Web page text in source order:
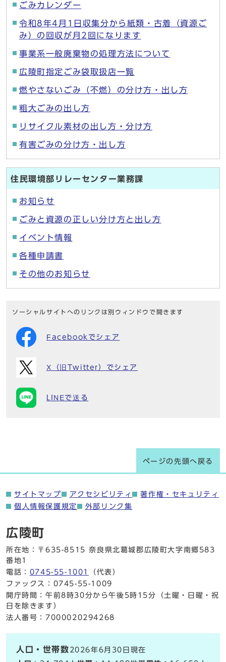
ごみカレンダー
令和8年4月1日収集分から紙類・古着（資源ご
み）の回収が月2回になります
事業系一般廃棄物の処理方法について
広陵町指定ごみ袋取扱店一覧
燃やさないごみ（不燃）の分け方・出し方
粗大ごみの出し方
リサイクル素材の出し方・分け方
有害ごみの分け方・出し方
住民環境部リレーセンター業務課
お知らせ
ごみと資源の正しい分け方と出し方
イベント情報
各種申請書
その他のお知らせ
ソーシャルサイトへのリンクは別ウィンドウで開きます
Facebookでシェア
X（旧Twitter）でシェア
LINEで送る
ページの先頭へ戻る
サイトマップ アクセシビリティ
著作権・セキュリティ
個人情報保護規定
外部リンク集
広陵町
所在地：〒635-8515 奈良県北葛城郡広陵町大字南郷583
番地1
電話： 0745-55-1001
（代表）
ファックス：0745-55-1009
開庁時間：午前8時30分から午後5時15分（土曜・日曜・祝
日を除きます）
法人番号：7000020294268
人口・世帯数 2026年6月30日現在